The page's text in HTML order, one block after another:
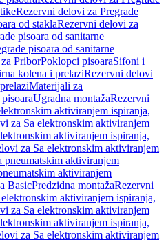
Rezervni delovi za Pregrade
od staklaRezervni delovi za
pisoara od sanitarne
pisoara od sanitarne
PriborPoklopci pisoaraSifoni i
kolena i prelaziRezervni delovi
Materijali za
Ugradna montažaRezervni
aktiviranjem ispiranja,
za Sa elektronskim aktiviranjem
aktiviranjem ispiranja,
za Sa elektronskim aktiviranjem
pneumatskim aktiviranjem
aktiviranjem
BasicPredzidna montažaRezervni
elektronskim aktiviranjem ispiranja,
za Sa elektronskim aktiviranjem
aktiviranjem ispiranja,
za Sa elektronskim aktiviranjem